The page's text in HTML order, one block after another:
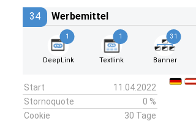
34 Werbemittel
1
DeepLink
1
Textlink
31
Banner
Start
11.04.2022
Stornoquote
0 %
Cookie
30 Tage